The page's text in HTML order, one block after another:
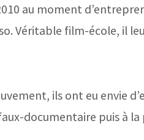
au moment
Véritable film-école, il
ils ont eu envie
documentaire puis à